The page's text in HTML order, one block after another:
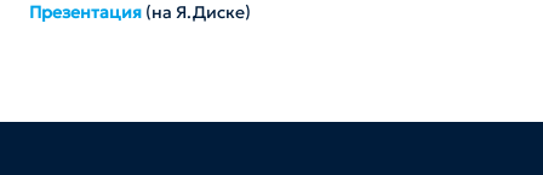
Презентация (на Я.Диске)